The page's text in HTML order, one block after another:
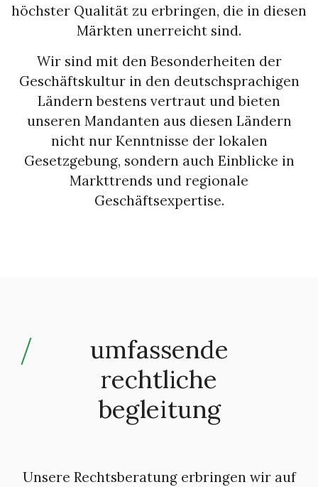
höchster Qualität zu erbringen, die in diesen
Märkten unerreicht sind.
Wir sind mit den Besonderheiten der
Geschäftskultur in den deutschsprachigen
Ländern bestens vertraut und bieten
unseren Mandanten aus diesen Ländern
nicht nur Kenntnisse der lokalen
Gesetzgebung, sondern auch Einblicke in
Markttrends und regionale
Geschäftsexpertise.
umfassende
rechtliche
begleitung
Unsere Rechtsberatung erbringen wir auf